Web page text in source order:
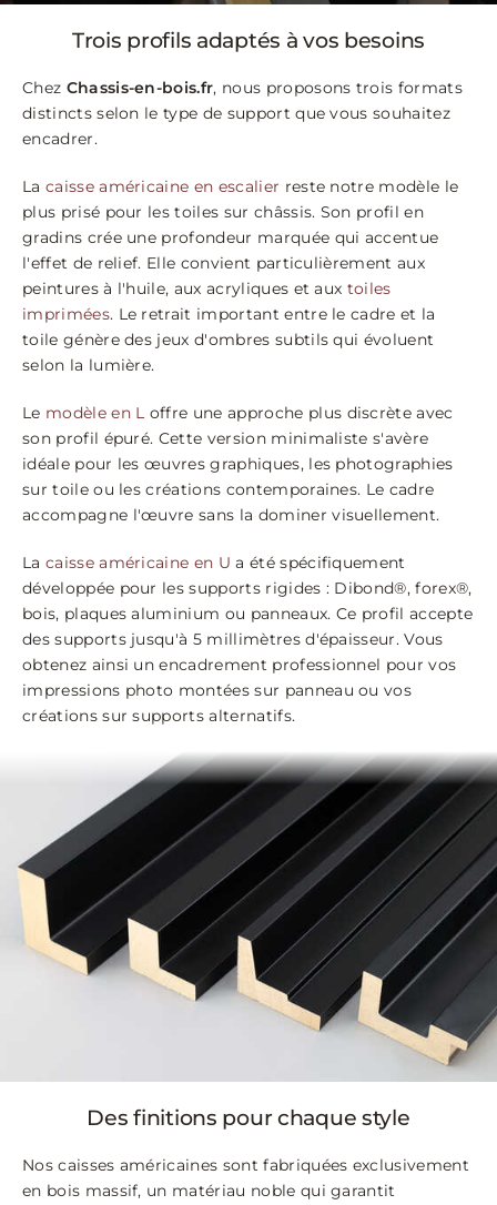
Trois profils adaptés à vos besoins
Chez Chassis-en-bois.fr, nous proposons trois formats
distincts selon le type de support que vous souhaitez
encadrer.
La caisse américaine en escalier reste notre modèle le
plus prisé pour les toiles sur châssis. Son profil en
gradins crée une profondeur marquée qui accentue
l'effet de relief. Elle convient particulièrement aux
peintures à l'huile, aux acryliques et aux toiles
imprimées. Le retrait important entre le cadre et la
toile génère des jeux d'ombres subtils qui évoluent
selon la lumière.
Le modèle en L offre une approche plus discrète avec
son profil épuré. Cette version minimaliste s'avère
idéale pour les œuvres graphiques, les photographies
sur toile ou les créations contemporaines. Le cadre
accompagne l'œuvre sans la dominer visuellement.
La caisse américaine en U a été spécifiquement
développée pour les supports rigides : Dibond®, forex®,
bois, plaques aluminium ou panneaux. Ce profil accepte
des supports jusqu'à 5 millimètres d'épaisseur. Vous
obtenez ainsi un encadrement professionnel pour vos
impressions photo montées sur panneau ou vos
créations sur supports alternatifs.
Des finitions pour chaque style
Nos caisses américaines sont fabriquées exclusivement
en bois massif, un matériau noble qui garantit